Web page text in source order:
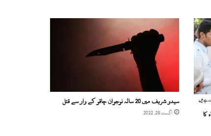
کا
سیدو شریف میں 20 سالہ نوجوان چاقو کے وار سے قتل
اگست 29, 2022